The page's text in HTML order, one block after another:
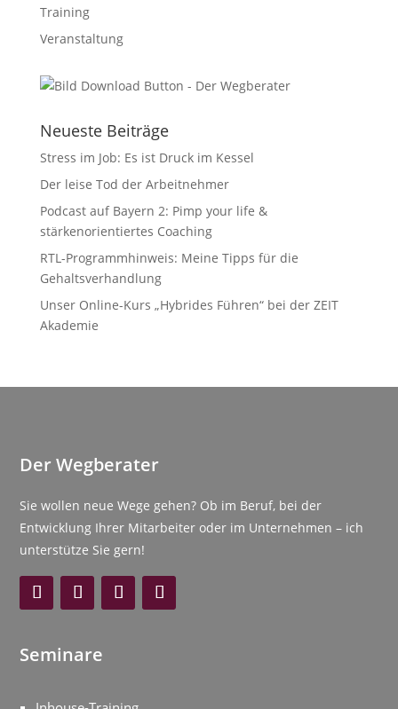
Training
Veranstaltung
Neueste Beiträge
Stress im Job: Es ist Druck im Kessel
Der leise Tod der Arbeitnehmer
Podcast auf Bayern 2: Pimp your life &
stärkenorientiertes Coaching
RTL-Programmhinweis: Meine Tipps für die
Gehaltsverhandlung
Unser Online-Kurs „Hybrides Führen“ bei der ZEIT
Akademie
Der Wegberater
Sie wollen neue Wege gehen? Ob im Beruf, bei der
Entwicklung Ihrer Mitarbeiter oder im Unternehmen – ich
unterstütze Sie gern!
Seminare